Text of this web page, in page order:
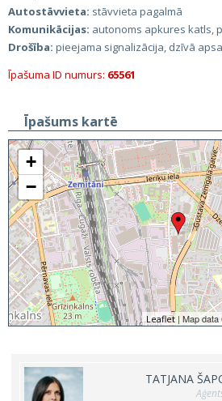
Autostāvvieta: stāvvieta pagalmā
Komunikācijas: autonoms apkures katls,
Drošība: pieejama signalizācija, dzīvā
Īpašuma ID numurs: 65561
Īpašums kartē
+
−
Leaflet| Map data
TATJANA